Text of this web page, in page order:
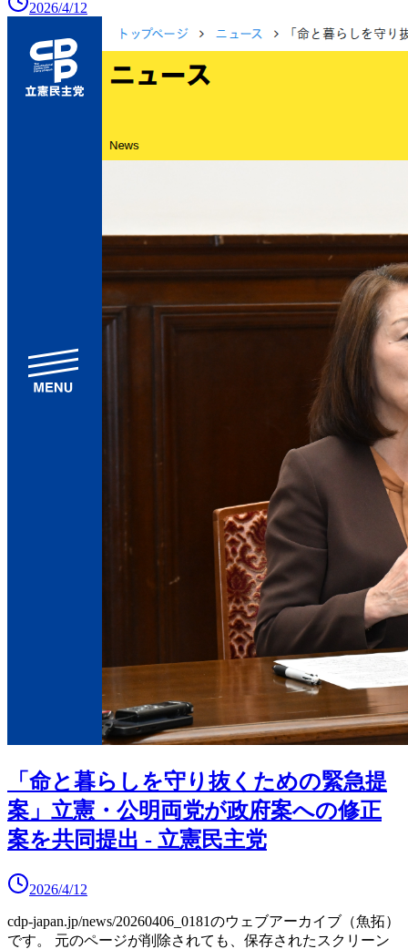
2026/4/12
「命と暮らしを守り抜くための緊急提
案」立憲・公明両党が政府案への修正
案を共同提出 - 立憲民主党
2026/4/12
cdp-japan.jp/news/20260406_0181のウェブアーカイブ（魚拓）
です。
元のページが削除されても、保存されたスクリーン